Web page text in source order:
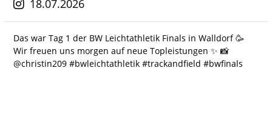
18.07.2026
Das war Tag 1 der BW Leichtathletik Finals in Walldorf 🥳
Wir freuen uns morgen auf neue Topleistungen ✨️ 📸
@christin209 #bwleichtathletik #trackandfield #bwfinals